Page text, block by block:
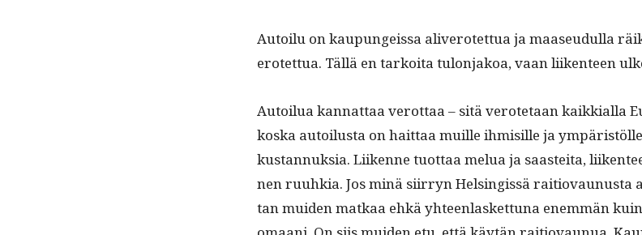
Autoilu on kaupungeis­sa aliv­erotet­tua ja maaseudul­la
erotet­tua. Täl­lä en tarkoi­ta tulon­jakoa, vaan liiken­teen
Autoilua kan­nat­taa verot­taa – sitä verote­taan kaikkial­la
kos­ka autoilus­ta on hait­taa muille ihmisille ja
kus­tan­nuk­sia. Liikenne tuot­taa melua ja saastei­ta,
nen ruuhkia. Jos minä siir­ryn Helsingis­sä raitio­vaunus­ta
tan muiden matkaa ehkä yhteen­las­ket­tuna enem­män